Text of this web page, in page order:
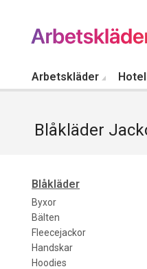
Arbetskläder
Blåkläder
Blåkläder
Byxor
Bälten
Fleecejackor
Handskar
Hoodies